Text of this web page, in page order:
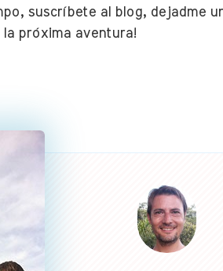
suscríbete al blog, dejadme
la próxima aventura!